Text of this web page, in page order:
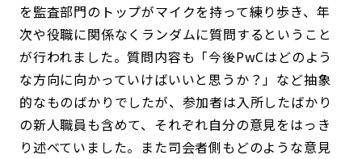
を監査部門のトップがマイクを持って練り歩き、年
次や役職に関係なくランダムに質問するということ
が行われました。質問内容も「今後PwCはどのよう
な方向に向かっていけばいいと思うか？」など抽象
的なものばかりでしたが、参加者は入所したばかり
の新人職員も含めて、それぞれ自分の意見をはっき
り述べていました。また司会者側もどのような意見